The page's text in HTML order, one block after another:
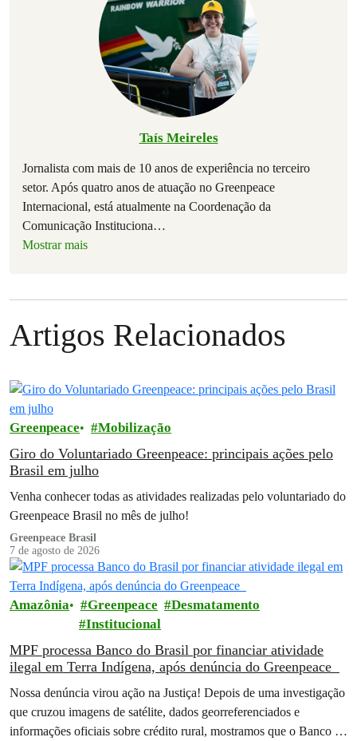
Taís Meireles
Jornalista com mais de 10 anos de experiência no terceiro
setor. Após quatro anos de atuação no Greenpeace
Internacional, está atualmente na Coordenação da
Comunicação Instituciona…
Mostrar mais
Artigos Relacionados
Greenpeace Mobilização
Giro do Voluntariado Greenpeace: principais ações pelo
Brasil em julho
Venha conhecer todas as atividades realizadas pelo voluntariado do
Greenpeace Brasil no mês de julho!
Greenpeace Brasil
7 de agosto de 2026
Amazônia Greenpeace
Desmatamento
Institucional
MPF processa Banco do Brasil por financiar atividade
ilegal em Terra Indígena, após denúncia do Greenpeace
Nossa denúncia virou ação na Justiça! Depois de uma investigação
que cruzou imagens de satélite, dados georreferenciados e
informações oficiais sobre crédito rural, mostramos que o Banco do